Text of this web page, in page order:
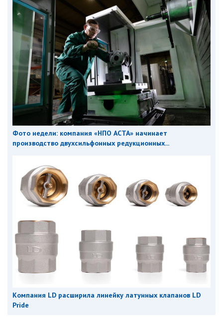
Фото недели: компания «НПО АСТА» начинает
производство двухсильфонных редукционных...
Компания LD расширила линейку латунных клапанов LD
Pride